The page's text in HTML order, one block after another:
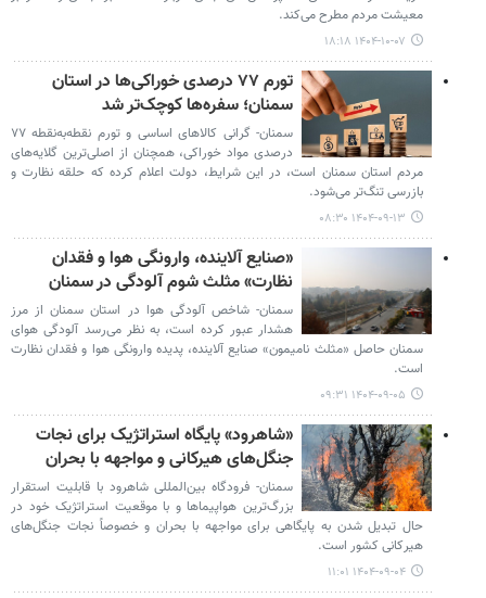
معیشت مردم مطرح می‌کند.
۱۴۰۴-۱۰-۰۷ ۱۸:۱۸
تورم ۷۷ درصدی خوراکی‌ها در استان
سمنان؛ سفره‌ها کوچک‌تر شد
سمنان- گرانی کالاهای اساسی و تورم نقطه‌به‌نقطه ۷۷
درصدی مواد خوراکی، همچنان از اصلی‌ترین گلایه‌های
مردم استان سمنان است، در این شرایط، دولت اعلام کرده که حلقه نظارت و
بازرسی تنگ‌تر می‌شود.
۱۴۰۴-۰۹-۱۳ ۰۸:۳۰
«صنایع آلاینده، وارونگی هوا و فقدان
نظارت» مثلث شوم آلودگی در سمنان
سمنان- شاخص آلودگی هوا در استان سمنان از مرز
هشدار عبور کرده است، به نظر می‌رسد آلودگی هوای
سمنان حاصل «مثلث نامیمون» صنایع آلاینده، پدیده وارونگی هوا و فقدان نظارت
است.
۱۴۰۴-۰۹-۰۵ ۰۹:۳۱
«شاهرود» پایگاه استراتژیک برای نجات
جنگل‌های هیرکانی و مواجهه با بحران
سمنان- فرودگاه بین‌المللی شاهرود با قابلیت استقرار
بزرگ‌ترین هواپیماها و با موقعیت استراتژیک خود در
حال تبدیل شدن به پایگاهی برای مواجهه با بحران و خصوصاً نجات جنگل‌های
هیرکانی کشور است.
۱۴۰۴-۰۹-۰۴ ۱۱:۰۱